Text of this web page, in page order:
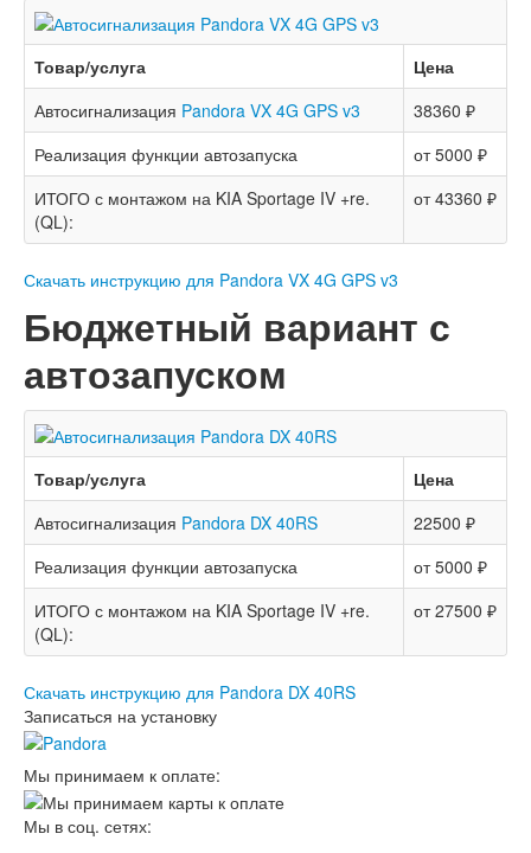
Товар/услуга
Цена
Автосигнализация Pandora VX 4G GPS v3
38360 ₽
Реализация функции автозапуска
от 5000 ₽
ИТОГО с монтажом на KIA Sportage IV +re.
(QL):
от 43360 ₽
Скачать инструкцию для Pandora VX 4G GPS v3
Бюджетный вариант с
автозапуском
Товар/услуга
Цена
Автосигнализация Pandora DX 40RS
22500 ₽
Реализация функции автозапуска
от 5000 ₽
ИТОГО с монтажом на KIA Sportage IV +re.
(QL):
от 27500 ₽
Скачать инструкцию для Pandora DX 40RS
Записаться на установку
Мы принимаем к оплате:
Мы в соц. сетях: